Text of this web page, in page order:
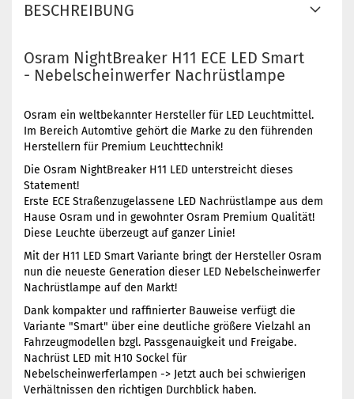
BESCHREIBUNG
Osram NightBreaker H11 ECE LED Smart
- Nebelscheinwerfer Nachrüstlampe
Osram ein weltbekannter Hersteller für LED Leuchtmittel.
Im Bereich Automtive gehört die Marke zu den führenden
Herstellern für Premium Leuchttechnik!
Die Osram NightBreaker H11 LED unterstreicht dieses
Statement!
Erste ECE Straßenzugelassene LED Nachrüstlampe aus dem
Hause Osram und in gewohnter Osram Premium Qualität!
Diese Leuchte überzeugt auf ganzer Linie!
Mit der H11 LED Smart Variante bringt der Hersteller Osram
nun die neueste Generation dieser LED Nebelscheinwerfer
Nachrüstlampe auf den Markt!
Dank kompakter und raffinierter Bauweise verfügt die
Variante "Smart" über eine deutliche größere Vielzahl an
Fahrzeugmodellen bzgl. Passgenauigkeit und Freigabe.
Nachrüst LED mit H10 Sockel für
Nebelscheinwerferlampen -> Jetzt auch bei schwierigen
Verhältnissen den richtigen Durchblick haben.